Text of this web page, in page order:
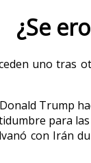
¿Se
uno
Trump
para
con Irán